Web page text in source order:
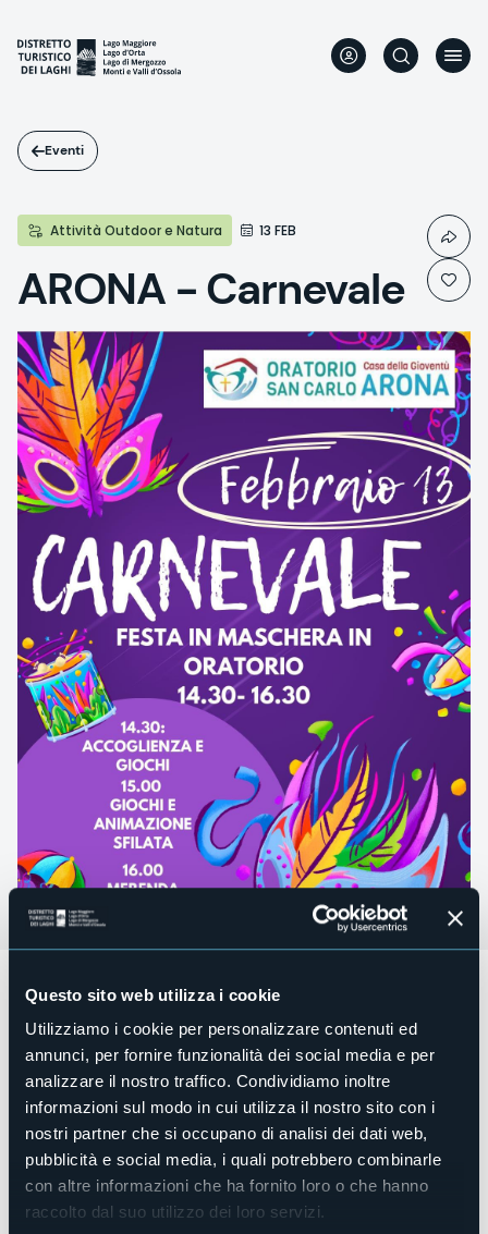
Questo sito web utilizza i cookie
Utilizziamo i cookie per personalizzare contenuti ed
annunci, per fornire funzionalità dei social media e per
analizzare il nostro traffico. Condividiamo inoltre
informazioni sul modo in cui utilizza il nostro sito con i
nostri partner che si occupano di analisi dei dati web,
pubblicità e social media, i quali potrebbero combinarle
con altre informazioni che ha fornito loro o che hanno
raccolto dal suo utilizzo dei loro servizi.
contenuto
principale
Eventi
Attività Outdoor e Natura 13 FEB
ARONA - Carnevale
Gli animatori dell’oratorio San Carlo vi invitano
febbraio dalle 14.30allaFesta di Carnevale
2024.
Programma
ore 14.30 accoglienza e giochi
ore 15.00 giochi, animazione e sfilata
ore 16.00 merenda insieme
Organizzatore
Oratorio San Carlo
Luogo dell'evento
Oratorio San Carlo